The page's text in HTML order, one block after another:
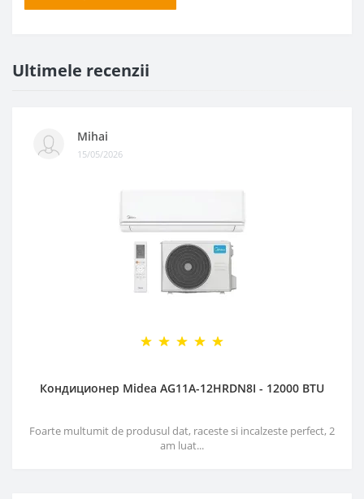
Ultimele recenzii
Mihai
15/05/2026
Кондиционер Midea AG11A-12HRDN8I - 12000 BTU
Foarte multumit de produsul dat, raceste si incalzeste perfect, 2
am luat...